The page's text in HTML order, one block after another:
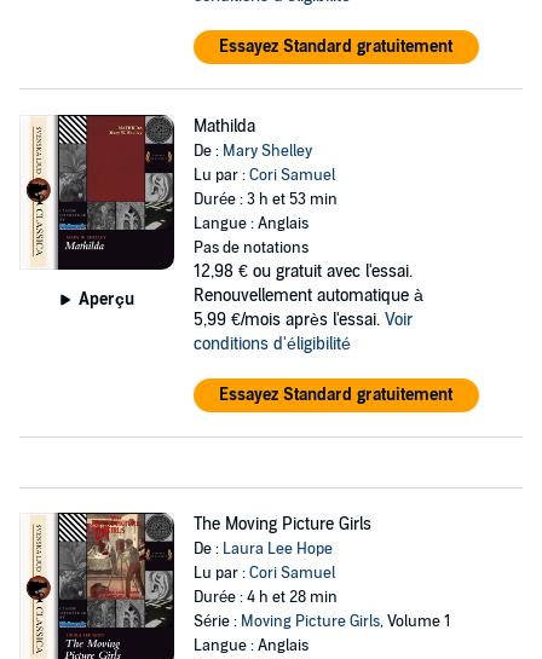
Essayez Standard gratuitement
Aperçu
Mathilda
De : Mary Shelley
Lu par :Cori Samuel
Durée : 3 h et 53 min
Langue : Anglais
Pas de notations
12,98 € ou gratuit avec l'essai.
Renouvellement automatique à
5,99 €/mois après l'essai. Voir
conditions d'éligibilité
Essayez Standard gratuitement
The Moving Picture Girls
De : Laura Lee Hope
Lu par :Cori Samuel
Durée : 4 h et 28 min
Série : Moving Picture Girls, Volume 1
Langue : Anglais